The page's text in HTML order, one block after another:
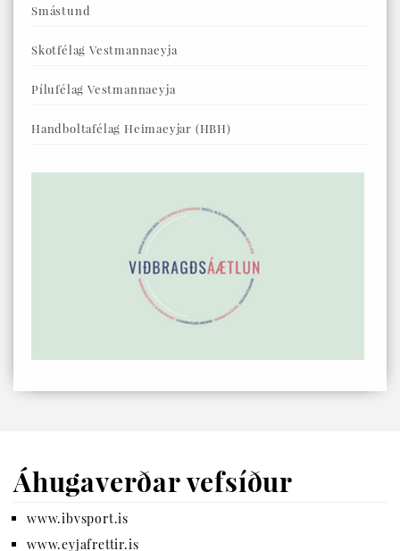
Smástund
Skotfélag Vestmannaeyja
Pílufélag Vestmannaeyja
Handboltafélag Heimaeyjar (HBH)
Áhugaverðar vefsíður
www.ibvsport.is
www.eyjafrettir.is